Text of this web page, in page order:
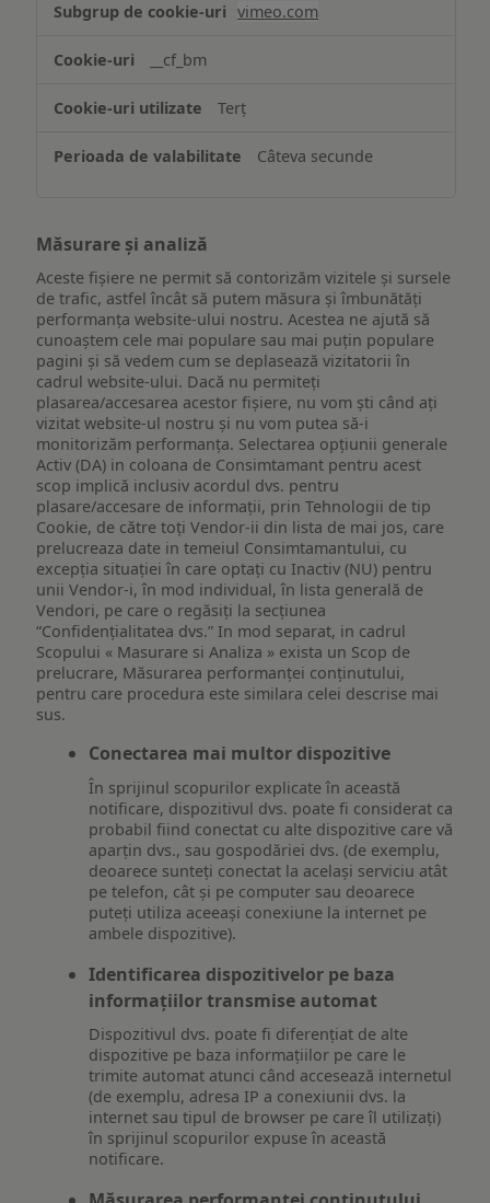
funcționalităților
ului
vimeo.com
__cf_bm
Terț
Câteva secunde
Măsurare și analiză
Aceste fișiere ne permit să contorizăm vizitele și sursele
de trafic, astfel încât să putem măsura și îmbunătăți
performanța website-ului nostru. Acestea ne ajută să
cunoaștem cele mai populare sau mai puțin populare
pagini și să vedem cum se deplasează vizitatorii în
cadrul website-ului. Dacă nu permiteți
plasarea/accesarea acestor fișiere, nu vom ști când ați
vizitat website-ul nostru și nu vom putea să-i
monitorizăm performanța. Selectarea opțiunii generale
Activ (DA) in coloana de Consimtamant pentru acest
scop implică inclusiv acordul dvs. pentru
plasare/accesare de informații, prin Tehnologii de tip
Cookie, de către toți Vendor-ii din lista de mai jos, care
prelucreaza date in temeiul Consimtamantului, cu
excepția situației în care optați cu Inactiv (NU) pentru
unii Vendor-i, în mod individual, în lista generală de
Vendori, pe care o regăsiți la secțiunea
“Confidențialitatea dvs.” In mod separat, in cadrul
Scopului « Masurare si Analiza » exista un Scop de
prelucrare, Măsurarea performanței conținutului,
pentru care procedura este similara celei descrise mai
sus.
Conectarea mai multor dispozitive
În sprijinul scopurilor explicate în această
notificare, dispozitivul dvs. poate fi considerat ca
probabil fiind conectat cu alte dispozitive care vă
aparțin dvs., sau gospodăriei dvs. (de exemplu,
deoarece sunteți conectat la același serviciu atât
pe telefon, cât și pe computer sau deoarece
puteți utiliza aceeași conexiune la internet pe
ambele dispozitive).
Identificarea dispozitivelor pe baza
informațiilor transmise automat
Dispozitivul dvs. poate fi diferențiat de alte
dispozitive pe baza informațiilor pe care le
trimite automat atunci când accesează internetul
(de exemplu, adresa IP a conexiunii dvs. la
internet sau tipul de browser pe care îl utilizați)
în sprijinul scopurilor expuse în această
notificare.